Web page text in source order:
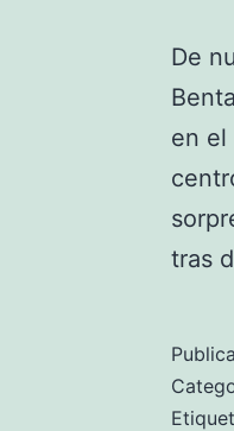
De
en el
tras